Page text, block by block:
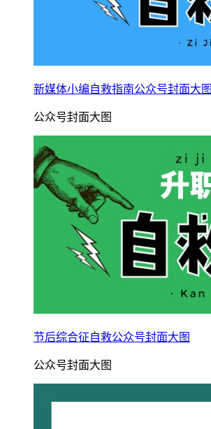
新媒体小编自救指南公众号封面大图
公众号封面大图
节后综合征自救公众号封面大图
公众号封面大图